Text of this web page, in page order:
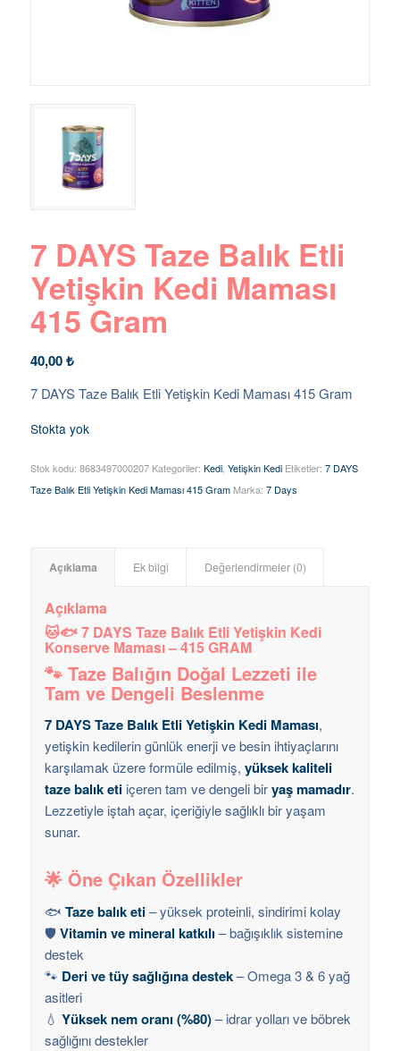
7 DAYS Taze Balık Etli
Yetişkin Kedi Maması
415 Gram
40,00₺
7 DAYS Taze Balık Etli Yetişkin Kedi Maması 415 Gram
Stokta yok
Stok kodu: 8683497000207 Kategoriler: Kedi, Yetişkin Kedi Etiketler: 7 DAYS
Taze Balık Etli Yetişkin Kedi Maması 415 Gram Marka: 7 Days
Açıklama Ek bilgi Değerlendirmeler (0)
Açıklama
🐱🐟 7 DAYS Taze Balık Etli Yetişkin Kedi
Konserve Maması – 415 GRAM
🐾 Taze Balığın Doğal Lezzeti ile
Tam ve Dengeli Beslenme
7 DAYS Taze Balık Etli Yetişkin Kedi Maması,
yetişkin kedilerin günlük enerji ve besin ihtiyaçlarını
karşılamak üzere formüle edilmiş, yüksek kaliteli
taze balık etiiçeren tam ve dengeli biryaş mamadır.
Lezzetiyle iştah açar, içeriğiyle sağlıklı bir yaşam
sunar.
🌟 Öne Çıkan Özellikler
🐟 Taze balık eti– yüksek proteinli, sindirimi kolay
🛡️Vitamin ve mineral katkılı – bağışıklık sistemine
destek
🐾 Deri ve tüy sağlığına destek– Omega 3 & 6 yağ
asitleri
💧 Yüksek nem oranı (%80)– idrar yolları ve böbrek
sağlığını destekler